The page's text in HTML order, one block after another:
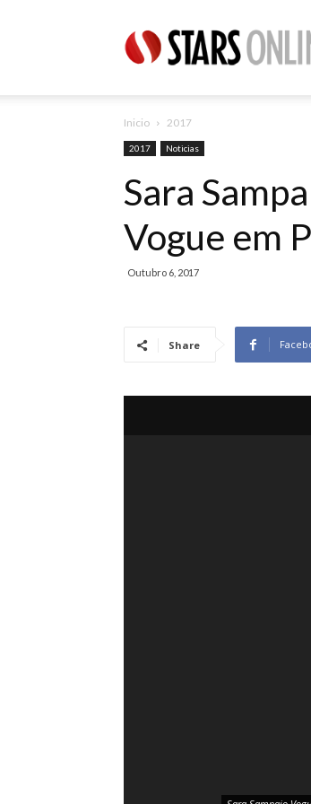
Online
Inicio 2017
2017 Noticias
Sara
Vogue em
Outubro 6, 2017
Share